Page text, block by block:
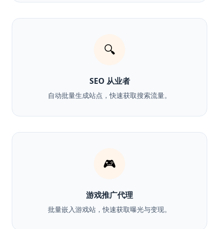
🔍
SEO 从业者
自动批量生成站点，快速获取搜索流量。
🎮
游戏推广代理
批量嵌入游戏站，快速获取曝光与变现。